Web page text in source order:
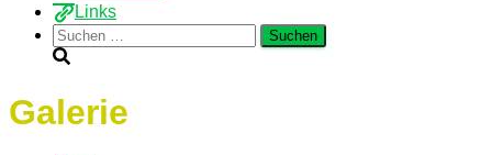
Links
Suchen
nach:
Galerie